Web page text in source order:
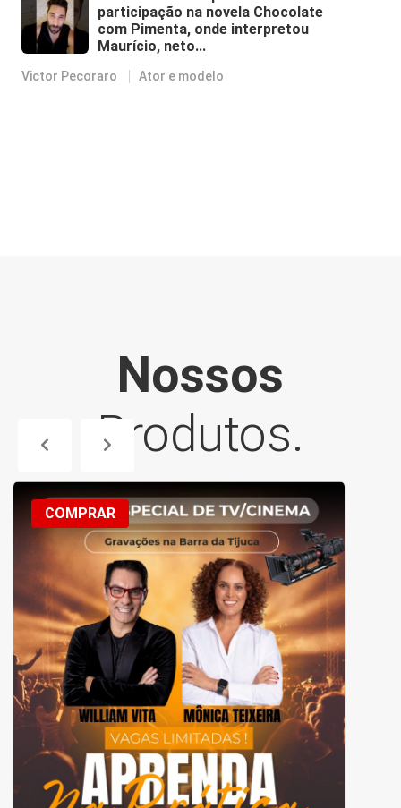
participação na novela Chocolate
com Pimenta, onde interpretou
Maurício, neto...
Victor Pecoraro Ator e modelo
Nossos
Produtos.
COMPRAR